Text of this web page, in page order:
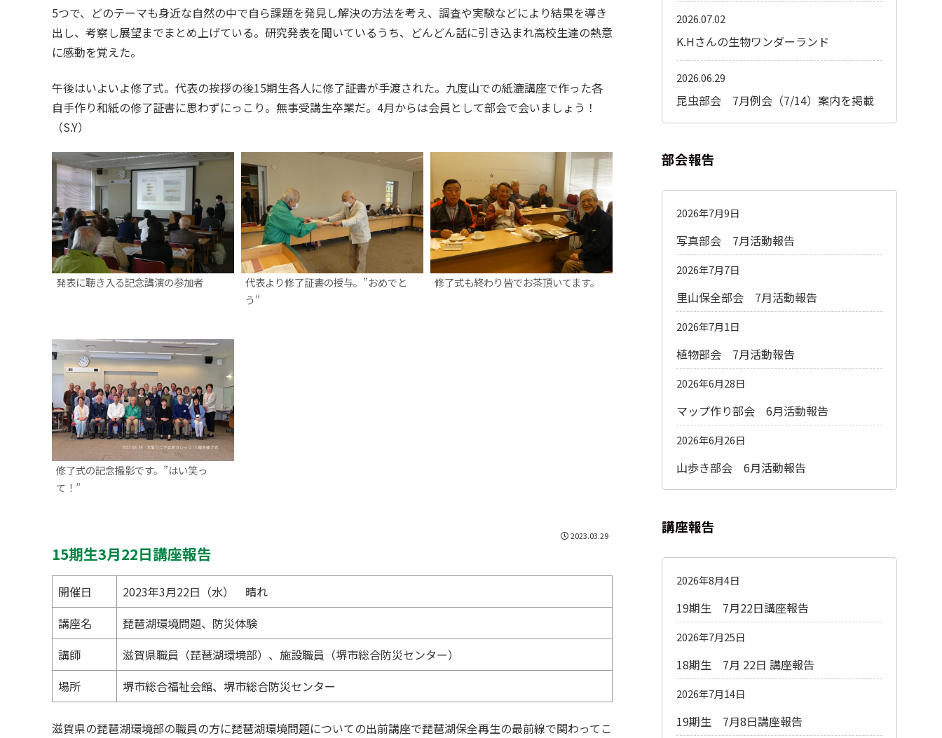
5つで、どのテーマも身近な自然の中で自ら課題を発見し解決の方法を考え、調査や実験などにより結果を導き
出し、考察し展望までまとめ上げている。研究発表を聞いているうち、どんどん話に引き込まれ高校生達の熱意
に感動を覚えた。
午後はいよいよ修了式。代表の挨拶の後15期生各人に修了証書が手渡された。九度山での紙漉講座で作った各
自手作り和紙の修了証書に思わずにっこり。無事受講生卒業だ。4月からは会員として部会で会いましょう！
（S.Y）
発表に聴き入る記念講演の参加者
代表より修了証書の授与。”おめでと
う”
修了式も終わり皆でお茶頂いてます。
修了式の記念撮影です。”はい笑っ
て！”
2023.03.29
15期生3月22日講座報告
開催日
2023年3月22日（水） 晴れ
講座名
琵琶湖環境問題、防災体験
講師
滋賀県職員（琵琶湖環境部）、施設職員（堺市総合防災センター）
場所
堺市総合福祉会館、堺市総合防災センター
滋賀県の琵琶湖環境部の職員の方に琵琶湖環境問題についての出前講座で琵琶湖保全再生の最前線で関わってこ
K.Hさんの生物ワンダーランド
2026.07.02
昆虫部会 7月例会（7/14）案内を掲載
2026.06.29
部会報告
2026年7月9日
写真部会 7月活動報告
2026年7月7日
里山保全部会 7月活動報告
2026年7月1日
植物部会 7月活動報告
2026年6月28日
マップ作り部会 6月活動報告
2026年6月26日
山歩き部会 6月活動報告
講座報告
2026年8月4日
19期生 7月22日講座報告
2026年7月25日
18期生 7月 22日 講座報告
2026年7月14日
19期生 7月8日講座報告